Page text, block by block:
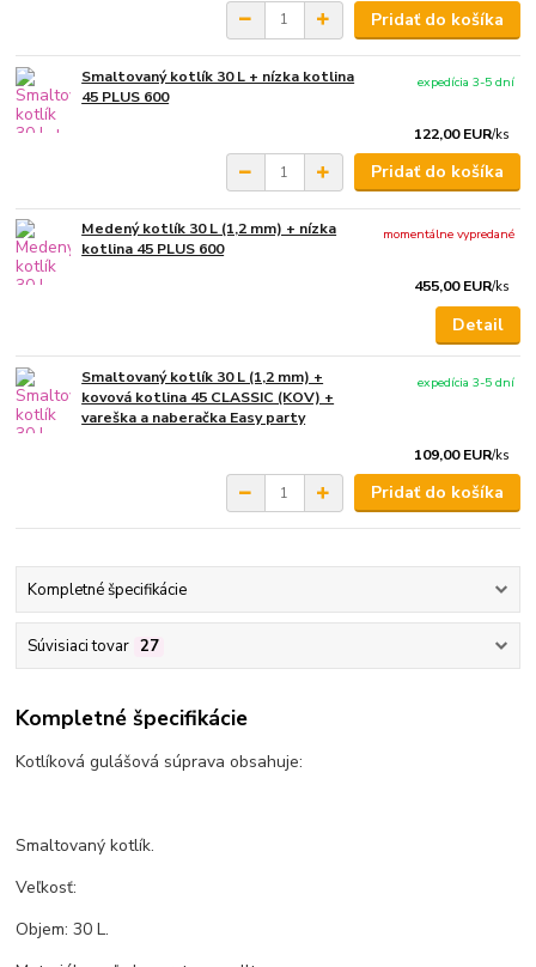
Pridať do košíka
Smaltovaný kotlík 30 L + nízka kotlina
45 PLUS 600
122,00 EUR/ks
expedícia 3-5 dní
Pridať do košíka
Medený kotlík 30 L (1,2 mm) + nízka
kotlina 45 PLUS 600
455,00 EUR/ks
momentálne vypredané
Detail
Smaltovaný kotlík 30 L (1,2 mm) +
kovová kotlina 45 CLASSIC (KOV) +
vareška a naberačka Easy party
109,00 EUR/ks
expedícia 3-5 dní
Pridať do košíka
Kompletné špecifikácie
Súvisiaci tovar 27
Kompletné špecifikácie
Kotlíková gulášová súprava obsahuje:
Smaltovaný kotlík.
Veľkosť:
Objem: 30 L.